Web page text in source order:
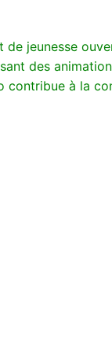
de jeunesse
des
contribue à la